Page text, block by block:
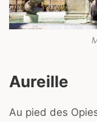
Aureille
Au pied des